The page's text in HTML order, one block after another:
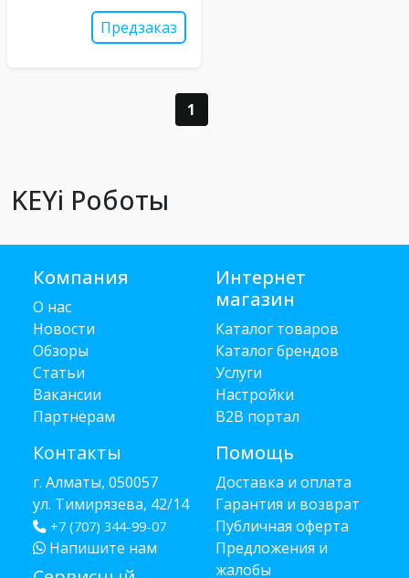
Предзаказ
1
KEYi Роботы
Компания
О нас
Новости
Обзоры
Статьи
Вакансии
Партнёрам
Контакты
г. Алматы, 050057
ул. Тимирязева, 42/14
+7 (707) 344-99-07
Напишите нам
Интернет
магазин
Каталог товаров
Каталог брендов
Услуги
Настройки
B2B портал
Помощь
Доставка и оплата
Гарантия и возврат
Публичная оферта
Предложения и
жалобы